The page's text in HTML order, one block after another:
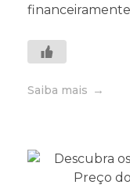
Saiba mais